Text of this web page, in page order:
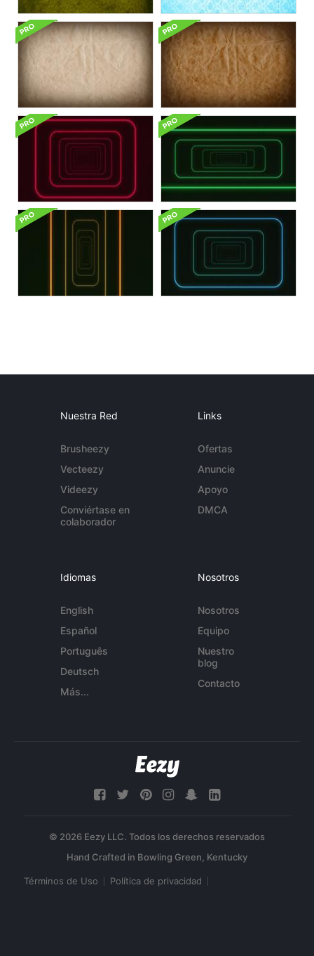
Nuestra Red
Brusheezy
Vecteezy
Videezy
Conviértase en
colaborador
Links
Ofertas
Anuncie
Apoyo
DMCA
Idiomas
English
Español
Português
Deutsch
Más...
Nosotros
Nosotros
Equipo
Nuestro
blog
Contacto
© 2026 Eezy LLC. Todos los derechos reservados
Términos de Uso Política de privacidad